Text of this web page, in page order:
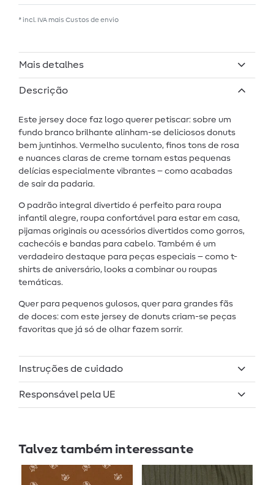
* incl. IVA mais Custos de envio
Mais detalhes
Descrição
Este jersey doce faz logo querer petiscar: sobre um
fundo branco brilhante alinham-se deliciosos donuts
bem juntinhos. Vermelho suculento, finos tons de rosa
e nuances claras de creme tornam estas pequenas
delícias especialmente vibrantes – como acabadas
de sair da padaria.
O padrão integral divertido é perfeito para roupa
infantil alegre, roupa confortável para estar em casa,
pijamas originais ou acessórios divertidos como gorros,
cachecóis e bandas para cabelo. Também é um
verdadeiro destaque para peças especiais – como t-
shirts de aniversário, looks a combinar ou roupas
temáticas.
Quer para pequenos gulosos, quer para grandes fãs
de doces: com este jersey de donuts criam-se peças
favoritas que já só de olhar fazem sorrir.
Instruções de cuidado
Responsável pela UE
Talvez também interessante